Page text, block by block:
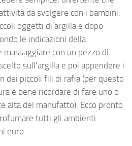
da svolgere con i bambini.
oggetti di argilla e dopo
le indicazioni della
con un pezzo di
sull’argilla e poi appendere i
dei piccoli fili di rafia (per questo
è bene ricordare di fare uno o
alta del manufatto). Ecco pronto
tutti gli ambienti
euro.